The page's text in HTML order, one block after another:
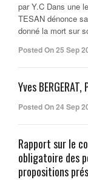
par Y.C Dans une
TESAN dénonce
donné la mort sur
Posted On 25 Sep
Yves
Posted On 24 Sep
Rapport sur le
obligatoire des
propositions